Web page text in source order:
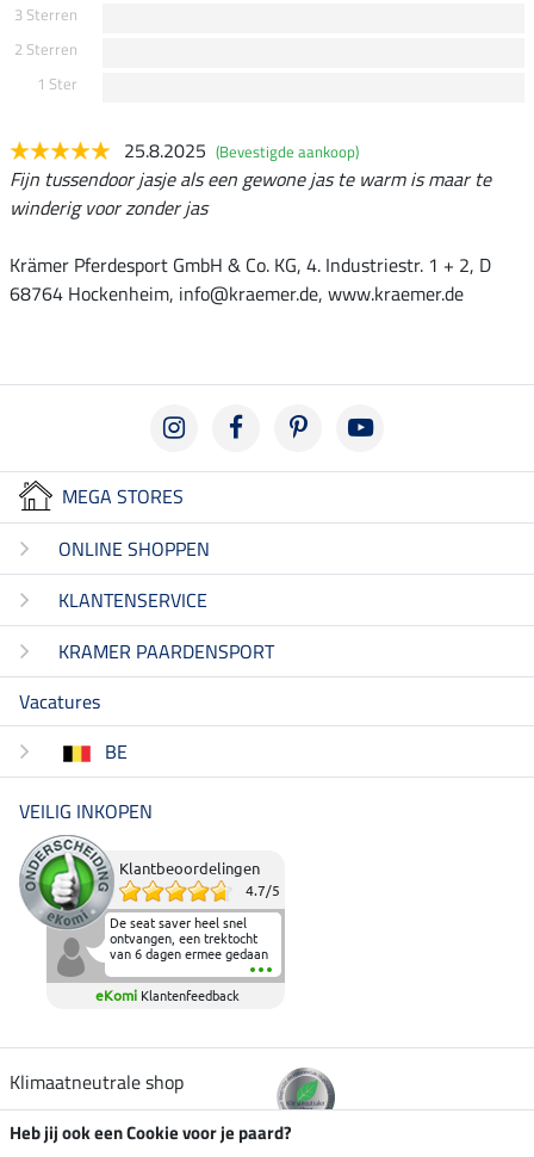
3 Sterren
2 Sterren
1 Ster
25.8.2025 (Bevestigde aankoop)
Fijn tussendoor jasje als een gewone jas te warm is maar te
winderig voor zonder jas
Krämer Pferdesport GmbH & Co. KG, 4. Industriestr. 1 + 2, D
68764 Hockenheim, info@kraemer.de, www.kraemer.de
MEGA STORES
ONLINE SHOPPEN
KLANTENSERVICE
KRAMER PAARDENSPORT
Vacatures
BE
VEILIG INKOPEN
Klantbeoordelingen
4.7/5
De seat saver heel snel
ontvangen, een trektocht
van 6 dagen ermee gedaan
en deze heeft de beproeving
fantastisch doorstaan.
Heerlijk zacht om op te
elkaar in het zadel.
eKomi Klantenfeedback
Klimaatneutrale shop
Heb jij ook een Cookie voor je paard?